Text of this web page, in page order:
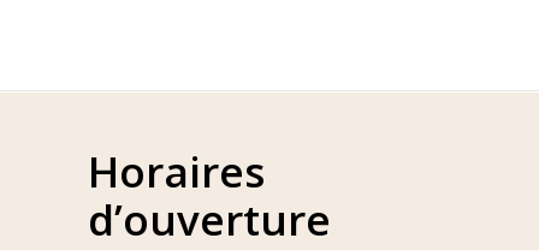
Horaires
d’ouverture